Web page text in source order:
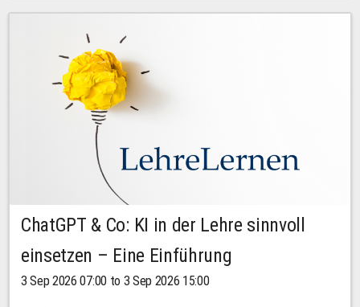
ChatGPT & Co: KI in der Lehre sinnvoll
einsetzen – Eine Einführung
3 Sep 2026 07:00 to 3 Sep 2026 15:00